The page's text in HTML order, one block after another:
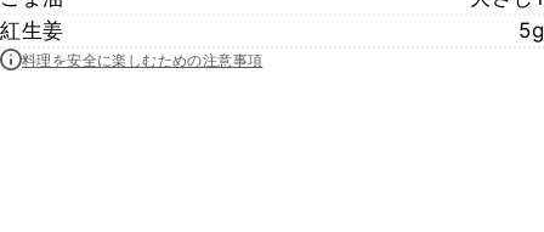
紅生姜
5g
料理を安全に楽しむための注意事項